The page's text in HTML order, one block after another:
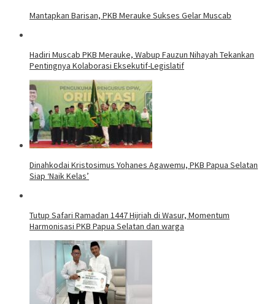
Mantapkan Barisan, PKB Merauke Sukses Gelar Muscab
Hadiri Muscab PKB Merauke, Wabup Fauzun Nihayah Tekankan
Pentingnya Kolaborasi Eksekutif-Legislatif
Dinahkodai Kristosimus Yohanes Agawemu, PKB Papua Selatan
Siap ‘Naik Kelas’
Tutup Safari Ramadan 1447 Hijriah di Wasur, Momentum
Harmonisasi PKB Papua Selatan dan warga